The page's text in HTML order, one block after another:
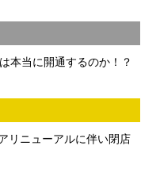
本当に開通するのか！？
リニューアルに伴い閉店